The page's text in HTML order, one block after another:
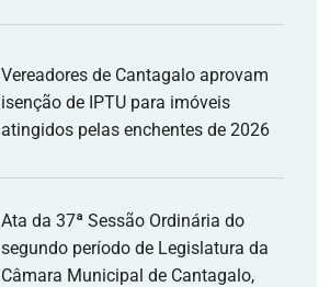
Vereadores de Cantagalo aprovam
isenção de IPTU para imóveis
atingidos pelas enchentes de 2026
Ata da 37ª Sessão Ordinária do
segundo período de Legislatura da
Câmara Municipal de Cantagalo,